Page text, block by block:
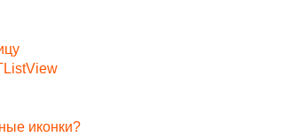
иконки?